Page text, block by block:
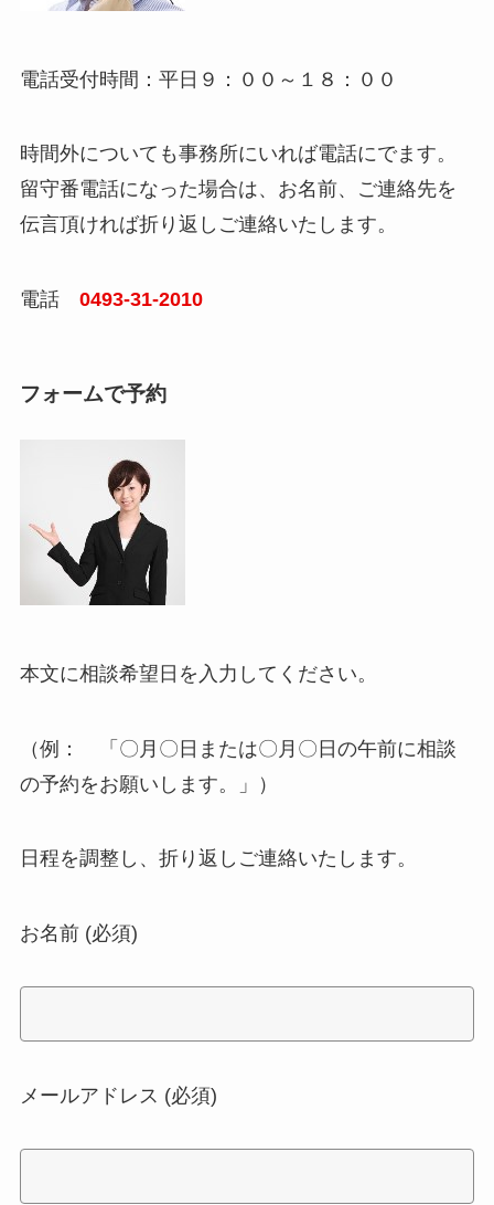
電話受付時間：平日９：００～１８：００
時間外についても事務所にいれば電話にでます。
留守番電話になった場合は、お名前、ご連絡先を
伝言頂ければ折り返しご連絡いたします。
電話 0493-31-2010
フォームで予約
本文に相談希望日 を入力してください。
（例： 「〇月〇日または〇月〇日の午前に相談
の予約をお願いします。」）
日程を調整し、折り返しご連絡いたします。
お名前 (必須)
メールアドレス (必須)